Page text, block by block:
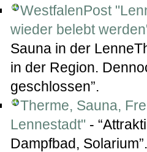
WestfalenPost
wieder belebt
Sauna in der
in der Region.
geschlossen”.
Therme, Sauna,
Lennestadt" -
Dampfbad, Solarium”.